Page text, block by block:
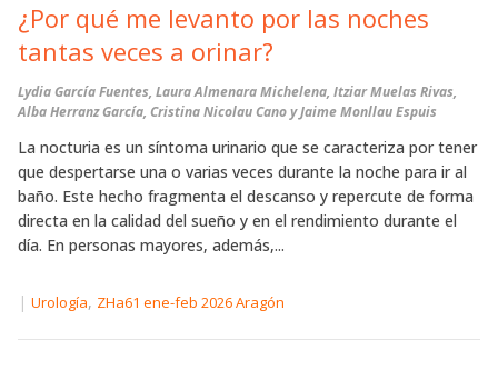
¿Por qué me levanto por las noches
tantas veces a orinar?
Lydia García Fuentes, Laura Almenara Michelena, Itziar Muelas Rivas,
Alba Herranz García, Cristina Nicolau Cano y Jaime Monllau Espuis
La nocturia es un síntoma urinario que se caracteriza por tener
que despertarse una o varias veces durante la noche para ir al
baño. Este hecho fragmenta el descanso y repercute de forma
directa en la calidad del sueño y en el rendimiento durante el
día. En personas mayores, además,...
| Urología, ZHa61 ene-feb 2026 Aragón